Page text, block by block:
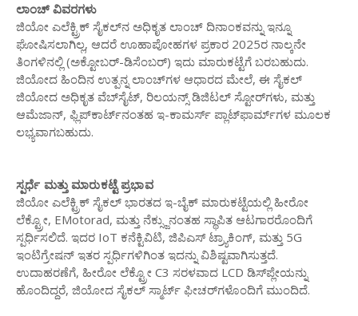
ಲಾಂಚ್ ವಿವರಗಳು
ಜಿಯೋ ಎಲೆಕ್ಟ್ರಿಕ್ ಸೈಕಲ್‌ನ ಅಧಿಕೃತ ಲಾಂಚ್ ದಿನಾಂಕವನ್ನು ಇನ್ನೂ
ಘೋಷಿಸಲಾಗಿಲ್ಲ, ಆದರೆ ಊಹಾಪೋಹಗಳ ಪ್ರಕಾರ 2025ರ ನಾಲ್ಕನೇ
ತಿಂಗಳಿನಲ್ಲಿ (ಅಕ್ಟೋಬರ್-ಡಿಸೆಂಬರ್) ಇದು ಮಾರುಕಟ್ಟೆಗೆ ಬರಬಹುದು.
ಜಿಯೋದ ಹಿಂದಿನ ಉತ್ಪನ್ನ ಲಾಂಚ್‌ಗಳ ಆಧಾರದ ಮೇಲೆ, ಈ ಸೈಕಲ್
ಜಿಯೋದ ಅಧಿಕೃತ ವೆಬ್‌ಸೈಟ್, ರಿಲಯನ್ಸ್ ಡಿಜಿಟಲ್ ಸ್ಟೋರ್‌ಗಳು, ಮತ್ತು
ಆಮೆಜಾನ್, ಫ್ಲಿಪ್‌ಕಾರ್ಟ್‌ನಂತಹ ಇ-ಕಾಮರ್ಸ್ ಪ್ಲಾಟ್‌ಫಾರ್ಮ್‌ಗಳ ಮೂಲಕ
ಲಭ್ಯವಾಗಬಹುದು.
ಸ್ಪರ್ಧೆ ಮತ್ತು ಮಾರುಕಟ್ಟೆ ಪ್ರಭಾವ
ಜಿಯೋ ಎಲೆಕ್ಟ್ರಿಕ್ ಸೈಕಲ್ ಭಾರತದ ಇ-ಬೈಕ್ ಮಾರುಕಟ್ಟೆಯಲ್ಲಿ ಹೀರೋ
ಲೆಕ್ಟ್ರೋ, EMotorad, ಮತ್ತು ನೆಕ್ಸ್ಜುನಂತಹ ಸ್ಥಾಪಿತ ಆಟಗಾರರೊಂದಿಗೆ
ಸ್ಪರ್ಧಿಸಲಿದೆ. ಇದರ IoT ಕನೆಕ್ಟಿವಿಟಿ, ಜಿಪಿಎಸ್ ಟ್ರ್ಯಾಕಿಂಗ್, ಮತ್ತು 5G
ಇಂಟಿಗ್ರೇಷನ್ ಇತರ ಸ್ಪರ್ಧಿಗಳಿಗಿಂತ ಇದನ್ನು ವಿಶಿಷ್ಟವಾಗಿಸುತ್ತದೆ.
ಉದಾಹರಣೆಗೆ, ಹೀರೋ ಲೆಕ್ಟ್ರೋ C3 ಸರಳವಾದ LCD ಡಿಸ್‌ಪ್ಲೇಯನ್ನು
ಹೊಂದಿದ್ದರೆ, ಜಿಯೋದ ಸೈಕಲ್ ಸ್ಮಾರ್ಟ್ ಫೀಚರ್‌ಗಳೊಂದಿಗೆ ಮುಂದಿದೆ.